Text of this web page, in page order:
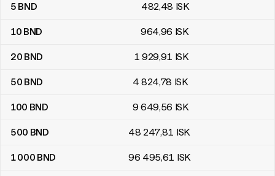
5 BND 482,48 ISK
10 BND 964,96 ISK
20 BND 1 929,91 ISK
50 BND 4 824,78 ISK
100 BND 9 649,56 ISK
500 BND 48 247,81 ISK
1 000 BND 96 495,61 ISK